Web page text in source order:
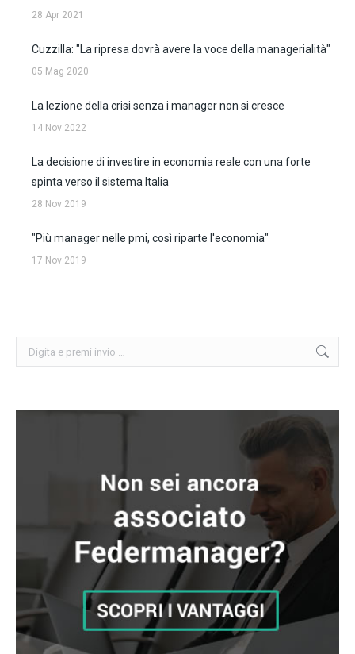
28 Apr 2021
Cuzzilla: "La ripresa dovrà avere la voce della managerialità"
05 Mag 2020
La lezione della crisi senza i manager non si cresce
14 Nov 2022
La decisione di investire in economia reale con una forte
spinta verso il sistema Italia
28 Nov 2019
"Più manager nelle pmi, così riparte l'economia"
17 Nov 2019
Cerca: